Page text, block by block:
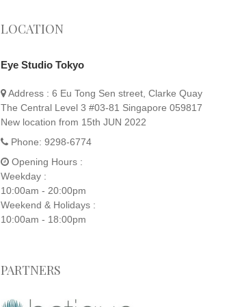
LOCATION
Eye Studio Tokyo
Address : 6 Eu Tong Sen street, Clarke Quay
The Central Level 3 #03-81 Singapore 059817
New location from 15th JUN 2022
Phone: 9298-6774
Opening Hours :
Weekday :
10:00am - 20:00pm
Weekend & Holidays :
10:00am - 18:00pm
PARTNERS